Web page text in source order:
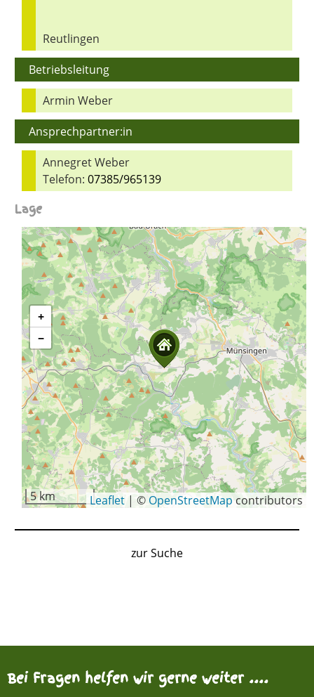
Reutlingen
Betriebsleitung
Armin Weber
Ansprechpartner:in
Annegret Weber
Telefon:07385/965139
Lage
+
−
5 km Leaflet | © OpenStreetMapcontributors
zur Suche
Bei Fragen helfen wir gerne weiter ....